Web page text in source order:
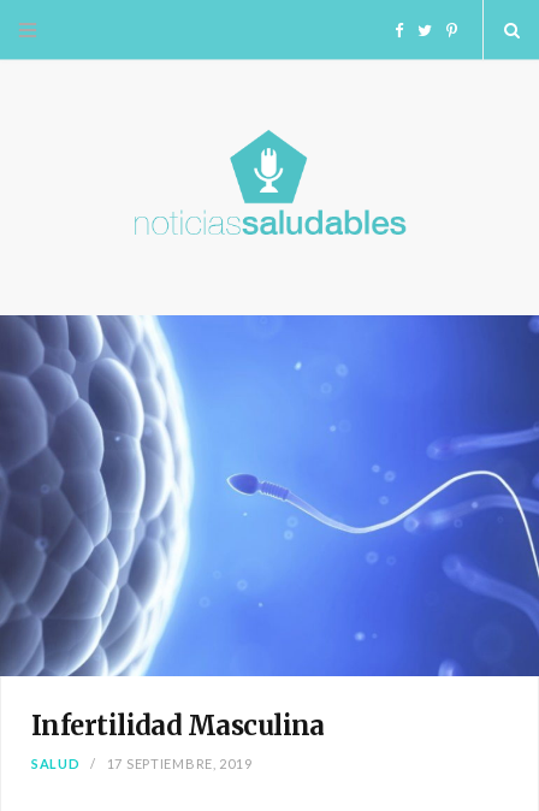
F T I
a
Infertilidad Masculina
SALUD 17 SEPTIEMBRE, 2019